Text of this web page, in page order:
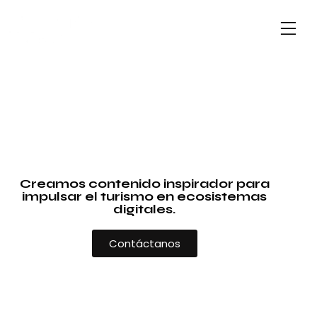
Creamos contenido inspirador para
impulsar el turismo en ecosistemas
digitales.
Contáctanos